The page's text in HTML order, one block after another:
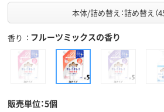
本体/詰め替え：詰め替え（
香り フルーツミックスの香り
販売単位：5個